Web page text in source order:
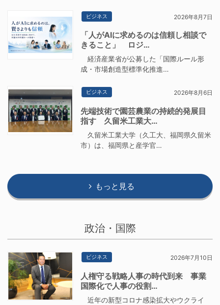
ビジネス 2026年8月7日
「人がAIに求めるのは信頼し相談で
きること」 ロジ…
経済産業省が公募した「国際ルール形
成・市場創造型標準化推進…
ビジネス 2026年8月6日
先端技術で園芸農業の持続的発展目
指す 久留米工業大…
久留米工業大学（久工大、福岡県久留米
市）は、福岡県と産学官…
もっと見る
政治・国際
ビジネス 2026年7月10日
人権守る戦略人事の時代到来 事業
国際化で人事の役割…
近年の新型コロナ感染拡大やウクライ